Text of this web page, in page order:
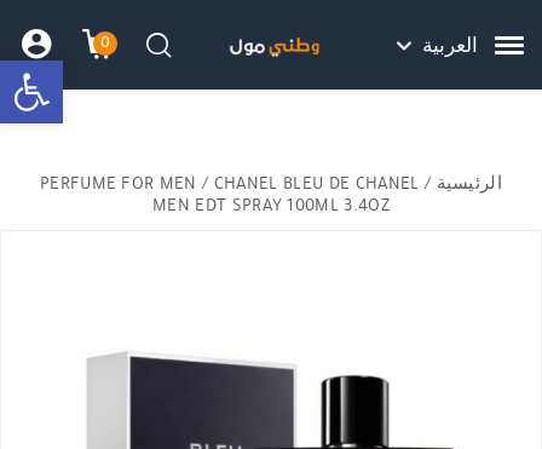
هل نزلت التطبيق ليصلك كل جديد ؟
العربية 0
עגלתחיפוש
الرئيسية /
PERFUME FOR MEN / CHANEL BLEU DE CHANEL
MEN EDT SPRAY 100ML 3.4OZ